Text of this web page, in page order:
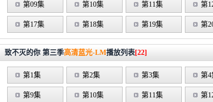
第09集 第10集 第11集 第
第17集 第18集 第19集 第
致不灭的你 第三季高清蓝光-LM播放列表[22]
第1集 第2集 第3集 第4
第9集 第10集 第11集 第